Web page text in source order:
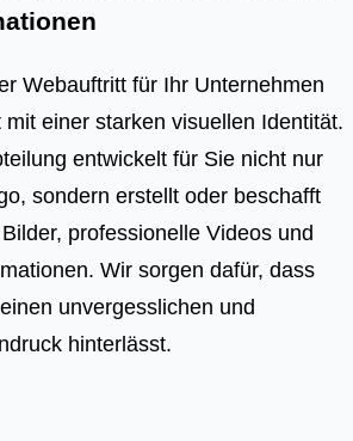
Webauftritt für Ihr Unternehmen
mit einer starken visuellen Identität.
entwickelt für Sie nicht nur
sondern erstellt oder beschafft
professionelle Videos und
Wir sorgen dafür, dass
unvergesslichen und
hinterlässt.